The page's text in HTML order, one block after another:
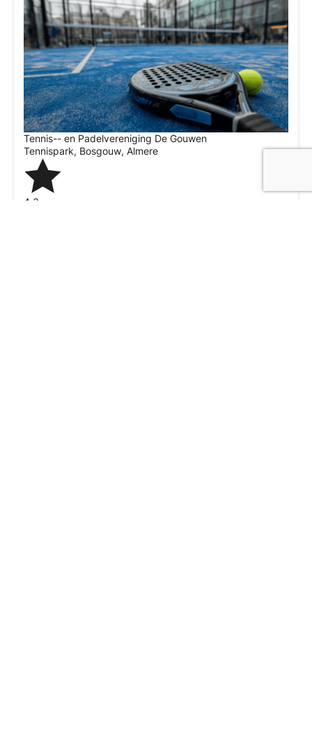
Tennis-- en Padelvereniging De Gouwen
Tennispark, Bosgouw, Almere
4.3